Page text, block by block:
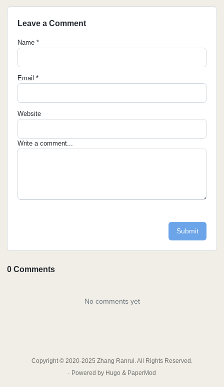
Copyright © 2020-2025 Zhang Ranrui. All Rights Reserved.
· Powered by Hugo & PaperMod